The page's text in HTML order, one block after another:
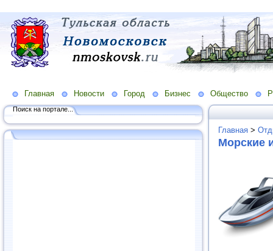
Главная Новости Город Бизнес Общество
Поиск на портале...
Главная >
Морские